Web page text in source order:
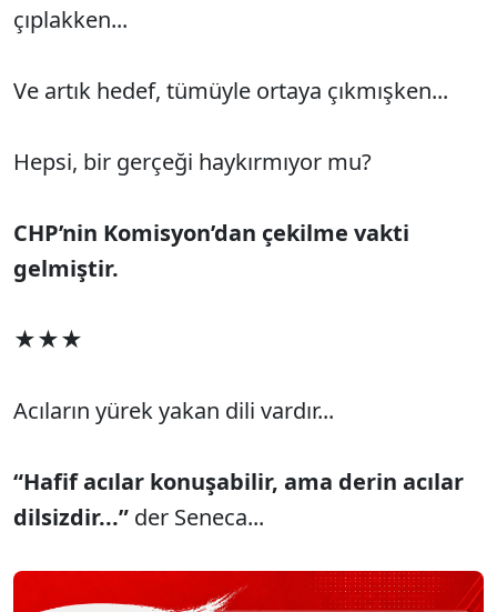
çıplakken...
Ve artık hedef, tümüyle ortaya çıkmışken...
Hepsi, bir gerçeği haykırmıyor mu?
CHP’nin Komisyon’dan çekilme vakti
gelmiştir.
★★★
Acıların yürek yakan dili vardır...
“Hafif acılar konuşabilir, ama derin acılar
dilsizdir...” der Seneca...